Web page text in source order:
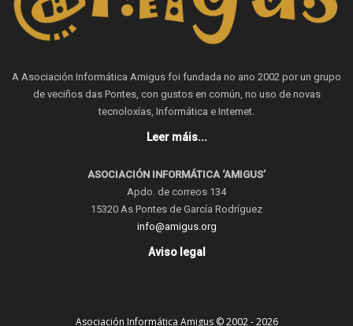
A Asociación Informática Amigus foi fundada no ano 2002 por un grupo
de veciños das Pontes, con gustos en común, no uso de novas
tecnoloxías, Informática e Internet.
Leer máis...
ASOCIACIÓN INFORMÁTICA ‘AMIGUS’
Apdo. de correos 134
15320 As Pontes de García Rodríguez
info@amigus.org
Aviso legal
Asociación Informática Amigus © 2002 - 2026